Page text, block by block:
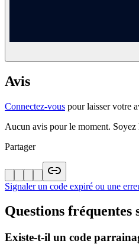
Avis
Connectez-vous pour laisser votre
Aucun avis pour le moment. Soyez
Partager
Signaler un code expiré ou une
Questions fréquentes
Existe-t-il un code